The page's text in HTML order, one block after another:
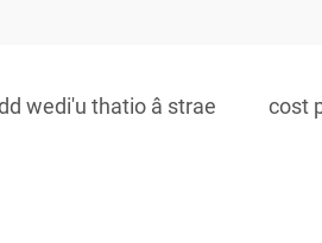
wedi'u thatio â strae cost